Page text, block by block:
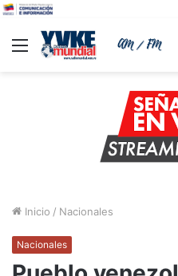
Menu
Inicio / Nacionales
Nacionales